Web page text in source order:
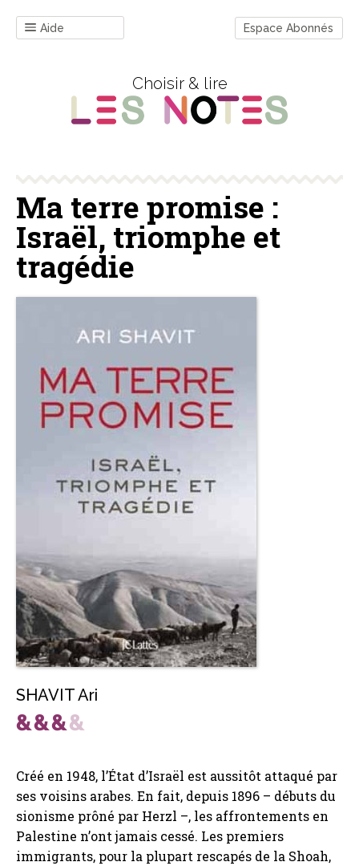
Aide Espace Abonnés
Choisir & lire
Ma terre promise :
Israël, triomphe et
tragédie
SHAVIT Ari
Créé en 1948, l’État d’Israël est aussitôt attaqué par
ses voisins arabes. En fait, depuis 1896 – débuts du
sionisme prôné par Herzl –, les affrontements en
Palestine n’ont jamais cessé. Les premiers
immigrants, pour la plupart rescapés de la Shoah,